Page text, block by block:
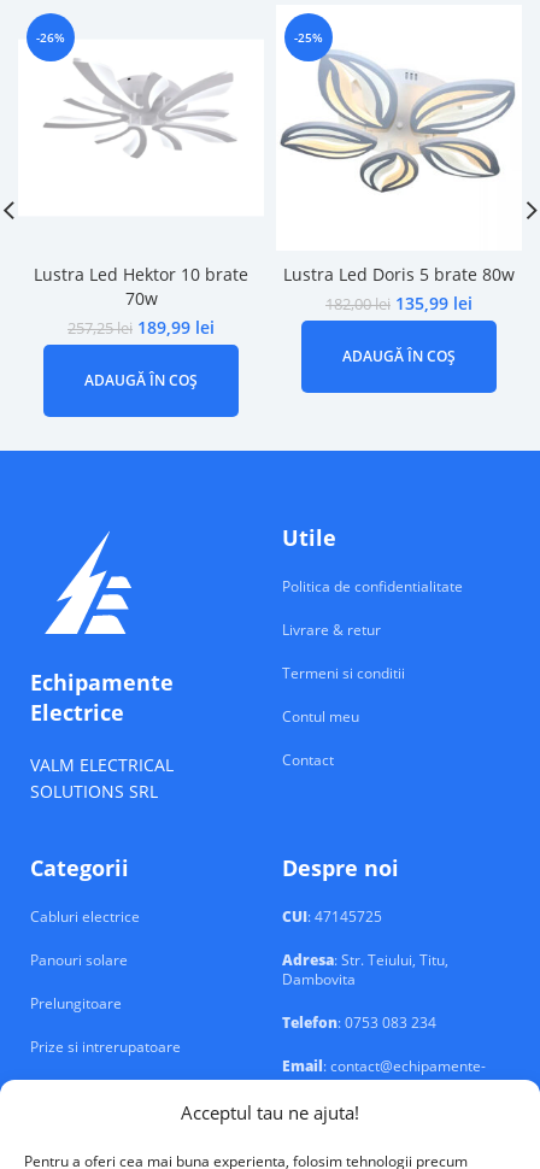
Acceptul tau ne ajuta!
Pentru a oferi cea mai buna experienta, folosim tehnologii precum
-26%
Lustra Led Hektor 10 brate
70w
257,25lei 189,99 lei
ADAUGĂ ÎN COȘ
-25%
Lustra Led Doris 5 brate 80w
182,00lei 135,99 lei
ADAUGĂ ÎN COȘ
Echipamente
Electrice
VALM ELECTRICAL
SOLUTIONS SRL
Utile
Politica de confidentialitate
Livrare & retur
Termeni si conditii
Contul meu
Contact
Categorii
Cabluri electrice
Panouri solare
Prelungitoare
Prize si intrerupatoare
Despre noi
CUI: 47145725
Adresa: Str. Teiului, Titu,
Dambovita
Telefon: 0753 083 234
Email: contact@echipamente-
electrice.ro